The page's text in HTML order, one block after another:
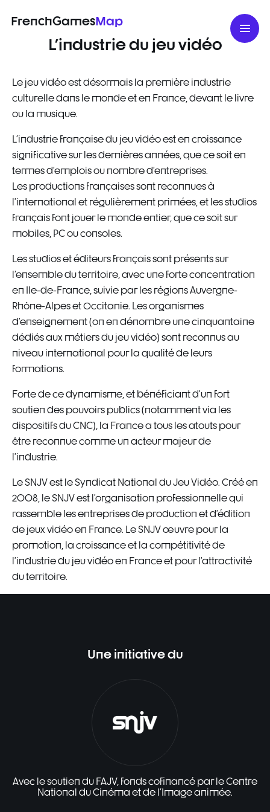
FrenchGamesMap
L'industrie du jeu vidéo
Le jeu vidéo est désormais la première industrie
culturelle dans le monde et en France, devant le livre
ou la musique.
L'industrie française du jeu vidéo est en croissance
significative sur les dernières années, que ce soit en
termes d’emplois ou nombre d’entreprises.
Les productions françaises sont reconnues à
l’international et régulièrement primées, et les studios
français font jouer le monde entier, que ce soit sur
mobiles, PC ou consoles.
Les studios et éditeurs français sont présents sur
l’ensemble du territoire, avec une forte concentration
en Ile-de-France, suivie par les régions Auvergne-
Rhône-Alpes et Occitanie. Les organismes
d’enseignement (on en dénombre une cinquantaine
dédiés aux métiers du jeu vidéo) sont reconnus au
niveau international pour la qualité de leurs
formations.
Forte de ce dynamisme, et bénéficiant d’un fort
soutien des pouvoirs publics (notamment via les
dispositifs du CNC), la France a tous les atouts pour
être reconnue comme un acteur majeur de
l’industrie.
Le SNJV est le Syndicat National du Jeu Vidéo. Créé en
2008, le SNJV est l’organisation professionnelle qui
rassemble les entreprises de production et d’édition
de jeux vidéo en France. Le SNJV œuvre pour la
promotion, la croissance et la compétitivité de
l’industrie du jeu vidéo en France et pour l’attractivité
du territoire.
Une initiative du
Avec le soutien du FAJV, fonds cofinancé par le Centre
National du Cinéma et de l'Image animée.